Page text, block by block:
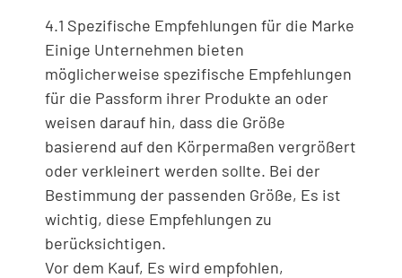
4.1 Spezifische Empfehlungen für die Marke
Einige Unternehmen bieten
möglicherweise spezifische Empfehlungen
für die Passform ihrer Produkte an oder
weisen darauf hin, dass die Größe
basierend auf den Körpermaßen vergrößert
oder verkleinert werden sollte. Bei der
Bestimmung der passenden Größe, Es ist
wichtig, diese Empfehlungen zu
berücksichtigen.
Vor dem Kauf, Es wird empfohlen,